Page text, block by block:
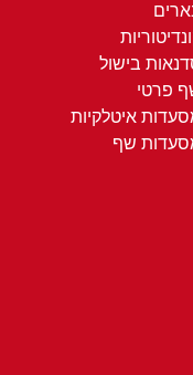
בישול
פרטי
איטלקיות
שף